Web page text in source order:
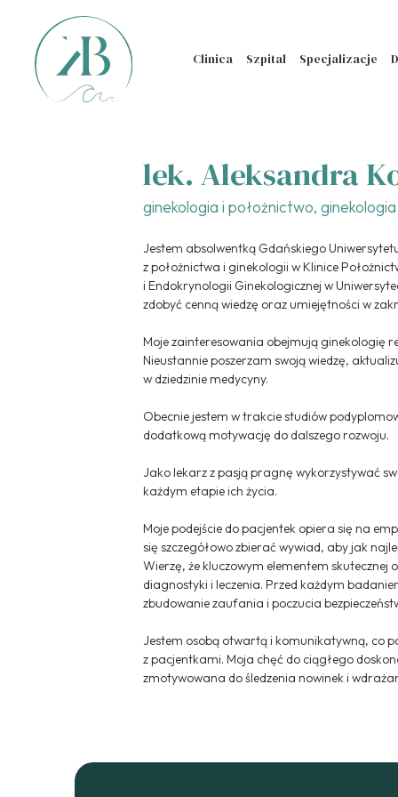
Clinica Szpital Specjalizacje
lek. Aleksandra
ginekologia i położnictwo,
Jestem absolwentką Gdańskiego
z położnictwa i ginekologii w Klinice
i Endokrynologii Ginekologicznej w
zdobyć cenną wiedzę oraz umiejętności w
Moje zainteresowania obejmują ginekologię
Nieustannie poszerzam swoją wiedzę,
w dziedzinie medycyny.
Obecnie jestem w trakcie studiów
dodatkową motywację do dalszego rozwoju.
Jako lekarz z pasją pragnę wykorzystywać
każdym etapie ich życia.
Moje podejście do pacjentek opiera się na
się szczegółowo zbierać wywiad, aby jak
Wierzę, że kluczowym elementem
diagnostyki i leczenia. Przed każdym
zbudowanie zaufania i poczucia
Jestem osobą otwartą i komunikatywną, co
z pacjentkami. Moja chęć do ciągłego
zmotywowana do śledzenia nowinek i